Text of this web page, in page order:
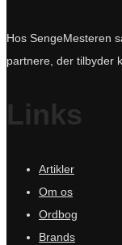
Hos SengeMesteren
partnere, der tilbyder
Links
Artikler
Om os
Ordbog
Brands